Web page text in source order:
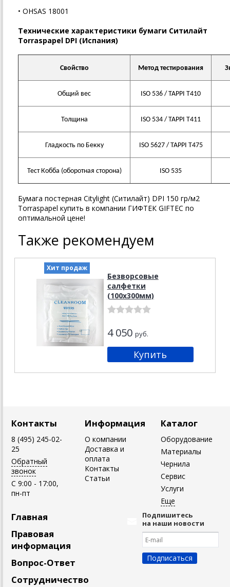
• OHSAS 18001
Технические характеристики бумаги Ситилайт
Torraspapel DPI (Испания)
Свойство Метод тестирования
Общий вес ISO 536 / TAPPI T410
Толщина ISO 534 / TAPPI T411
Гладкость по Бекку ISO 5627 / TAPPI T475
Тест Кобба (оборотная сторона) ISO 535
Бумага постерная Citylight (Ситилайт) DPI 150 гр/м2
Torraspapel купить в компании ГИФТЕК GIFTEC по
оптимальной цене!
Также рекомендуем
Хит продаж
Безворсовые
салфетки
(100х300мм)
4 050 руб.
Контакты
8 (495) 245-02-
25
Обратный
звонок
C 9:00 - 17:00,
пн-пт
Информация
О компании
Доставка и
оплата
Контакты
Статьи
Каталог
Оборудование
Материалы
Чернила
Сервис
Услуги
Главная
Правовая
информация
Вопрос-Ответ
Сотрудничество
Подпишитесь
на наши новости